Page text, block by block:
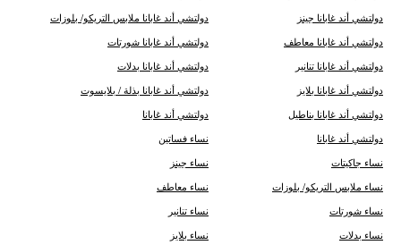
دولتشي أند غابانا جينز دولتشي أند غابانا ملابس التريكو/ بلوزات
دولتشي أند غابانا معاطف دولتشي أند غابانا شورتات
دولتشي أند غابانا تنانير دولتشي أند غابانا بدلات
دولتشي أند غابانا بلايز دولتشي أند غابانا بذلة / بلايسوت
دولتشي أند غابانا بناطيل دولتشي أند غابانا
دولتشي أند غابانا نساء فساتين
نساء جاكيتات نساء جينز
نساء ملابس التريكو/ بلوزات نساء معاطف
نساء شورتات نساء تنانير
نساء بدلات نساء بلايز